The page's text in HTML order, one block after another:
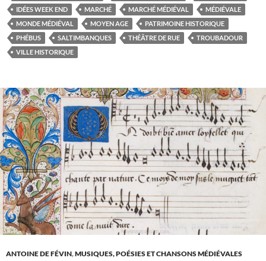
et
médiévales
en
IDÉES WEEK END MARCHÉ MARCHÉ MÉDIÉVAL
MÉDIÉVALE
MONDE MÉDIÉVAL
MOYEN AGE
PATRIMOINE HISTORIQUE
PHÉBUS
SALTIMBANQUES THÉÂTRE DE RUE
TROUBADOUR
VILLE HISTORIQUE
ANTOINE DE FÉVIN,MUSIQUES, POÉSIES ET CHANSONS MÉDIÉVALES